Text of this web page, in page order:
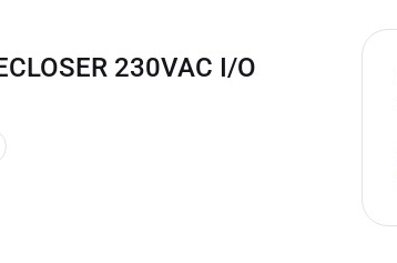
230VAC I/O